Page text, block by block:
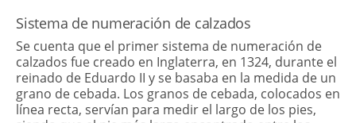
Sistema de numeración de calzados
Se cuenta que el primer sistema de numeración de
calzados fue creado en Inglaterra, en 1324, durante el
reinado de Eduardo II y se basaba en la medida de un
grano de cebada. Los granos de cebada, colocados en
línea recta, servían para medir el largo de los pies,